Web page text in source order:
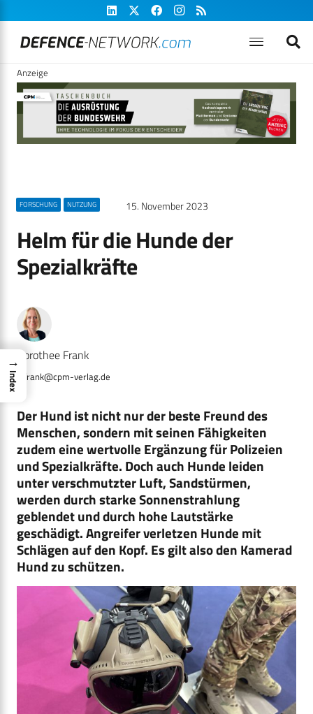
Anzeige
FORSCHUNG NUTZUNG 15. November 2023
Helm für die Hunde der
Spezialkräfte
Dorothee Frank
d.frank@cpm-verlag.de
Der Hund ist nicht nur der beste Freund des
Menschen, sondern mit seinen Fähigkeiten
zudem eine wertvolle Ergänzung für Polizeien
und Spezialkräfte. Doch auch Hunde leiden
unter verschmutzter Luft, Sandstürmen,
werden durch starke Sonnenstrahlung
geblendet und durch hohe Lautstärke
geschädigt. Angreifer verletzen Hunde mit
Schlägen auf den Kopf. Es gilt also den Kamerad
Hund zu schützen.
→
Index